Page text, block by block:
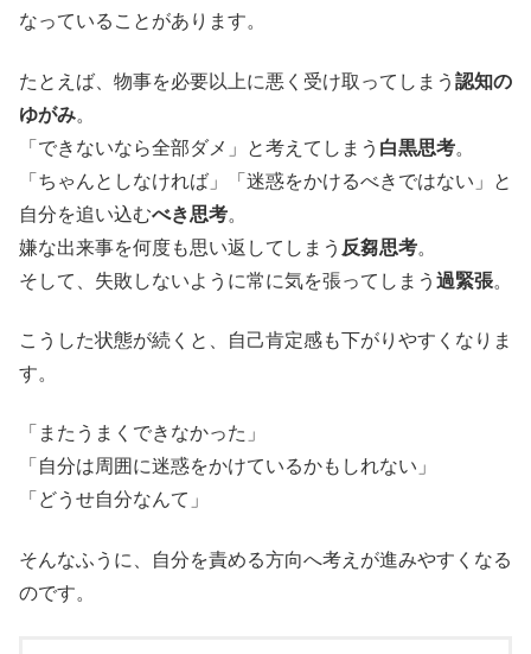
なっていることがあります。
たとえば、物事を必要以上に悪く受け取ってしまう 認知の
ゆがみ。
「できないなら全部ダメ」と考えてしまう 白黒思考。
「ちゃんとしなければ」「迷惑をかけるべきではない」と
自分を追い込むべき思考。
嫌な出来事を何度も思い返してしまう 反芻思考。
そして、失敗しないように常に気を張ってしまう 過緊張。
こうした状態が続くと、自己肯定感も下がりやすくなりま
す。
「またうまくできなかった」
「自分は周囲に迷惑をかけているかもしれない」
「どうせ自分なんて」
そんなふうに、自分を責める方向へ考えが進みやすくなる
のです。